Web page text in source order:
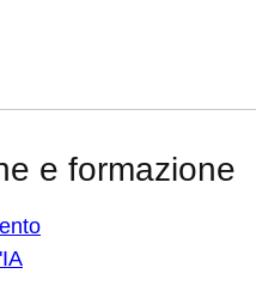
e formazione